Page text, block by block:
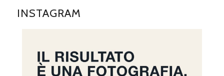
INSTAGRAM